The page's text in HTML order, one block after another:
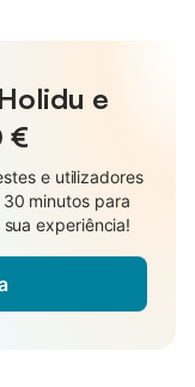
e
€
e utilizadores
minutos para
experiência!